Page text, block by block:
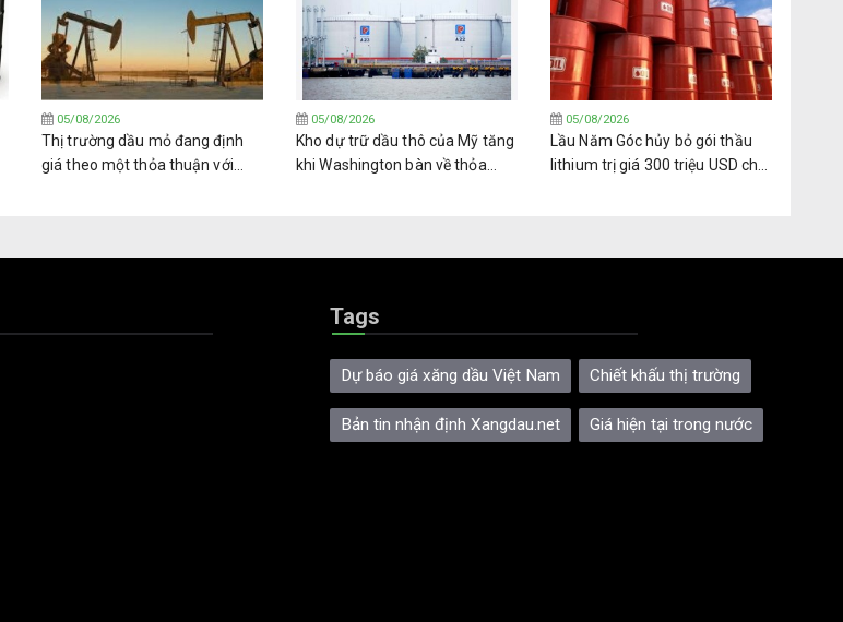
05/08/2026
Thị trường dầu mỏ đang định
giá theo một thỏa thuận với
05/08/2026
Kho dự trữ dầu thô của Mỹ tăng
khi Washington bàn về thỏa
05/08/2026
Lầu Năm Góc hủy bỏ gói thầu
lithium trị giá 300 triệu USD cho
Tags
Dự báo giá xăng dầu Việt Nam Chiết khấu thị trường
Bản tin nhận định Xangdau.net Giá hiện tại trong nước